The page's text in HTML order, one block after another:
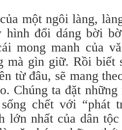
một ngôi làng,
hình đổi dáng bời
mong manh của
mà gìn giữ. Rồi biết
từ đâu, sẽ mang
Chúng ta đặt
chết với “phát
lớn nhất của dân